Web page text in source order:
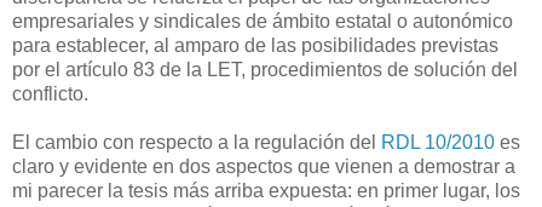
empresariales y sindicales de ámbito estatal o autonómico
para establecer, al amparo de las posibilidades previstas
por el artículo 83 de la LET, procedimientos de solución del
conflicto.
El cambio con respecto a la regulación del RDL 10/2010 es
claro y evidente en dos aspectos que vienen a demostrar a
mi parecer la tesis más arriba expuesta: en primer lugar, los